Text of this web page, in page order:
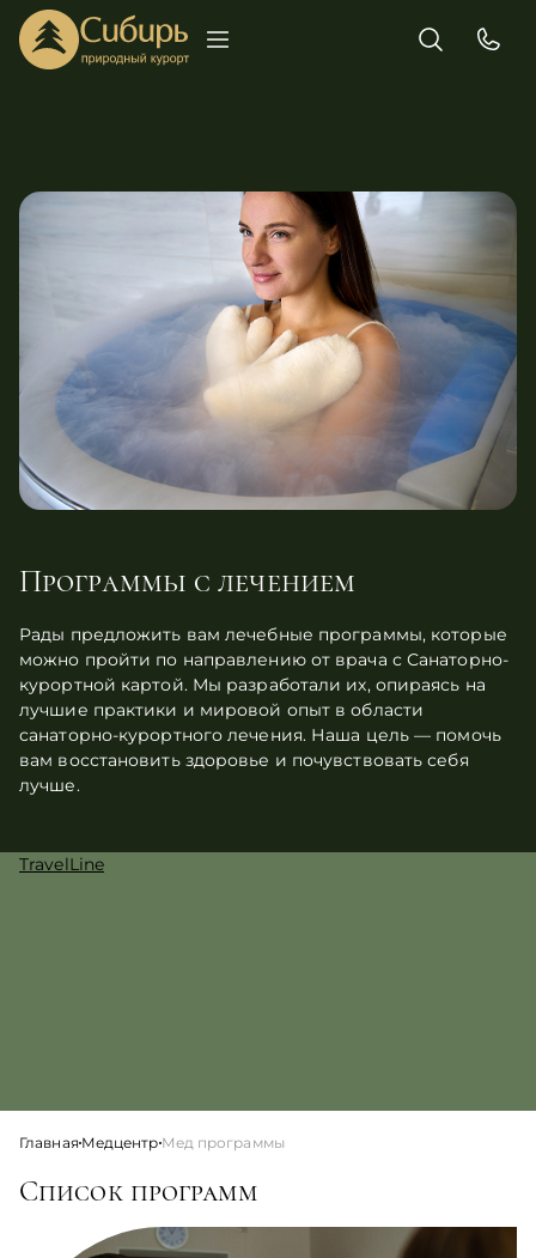
Программы с лечением
Рады предложить вам лечебные программы, которые
можно пройти по направлению от врача с Санаторно-
курортной картой. Мы разработали их, опираясь на
лучшие практики и мировой опыт в области
санаторно-курортного лечения. Наша цель — помочь
вам восстановить здоровье и почувствовать себя
лучше.
TravelLine
ГлавнаяМедцентрМед программы
Список программ